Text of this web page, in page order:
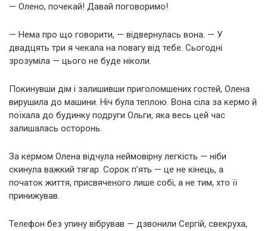
— Олено, почекай! Давай поговоримо!
— Нема про що говорити, — відвернулась вона. — У
двадцять три я чекала на повагу від тебе. Сьогодні
зрозуміла — цього не буде ніколи.
Покинувши дім і залишивши приголомшених гостей, Олена
вирушила до машини. Ніч була теплою. Вона сіла за кермо й
поїхала до будинку подруги Ольги, яка весь цей час
залишалась осторонь.
За кермом Олена відчула неймовірну легкість — ніби
скинула важкий тягар. Сорок п’ять — це не кінець, а
початок життя, присвяченого лише собі, а не тим, хто її
принижував.
Телефон без упину вібрував — дзвонили Сергій, свекруха,